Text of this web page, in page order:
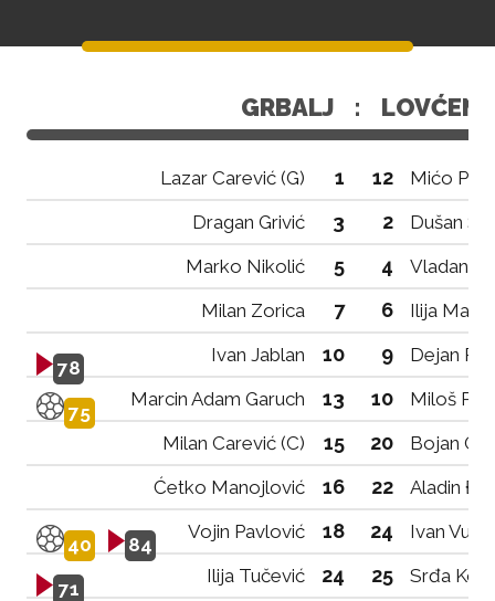
GRBALJ : LOVĆEN
Lazar Carević (G) 1 12
Mićo
Dragan Grivić
3 2
Dušan
Marko Nikolić
5 4
Vladan
Milan Zorica
7 6 Ilija
78
Ivan Jablan 10 9 Dejan
75
Marcin Adam Garuch 13 10
Miloš
Milan Carević (C)
15 20
Bojan
Ćetko Manojlović
16 22 Aladin
40 84
Vojin Pavlović 18 24 Ivan
71
Ilija Tučević 24 25
Srđa